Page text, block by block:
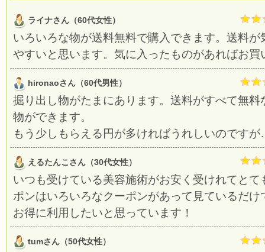
ライナさん（60代女性）
いろいろな物が送料無料で購入できます。送料
やすいと思います。気に入ったものがあればお買
hironaoさん（60代男性）
掘り出し物がたまにあります。送料がすべて無料
物ができます。
もう少しもらえる円が多ければうれしいのです
えるたんこさん（30代女性）
いつも受けている美容施術がお安く受けれてと
ポンはいろいろなクーポンがあって見ているだ
お得に利用したいと思っています！
tumさん（50代女性）